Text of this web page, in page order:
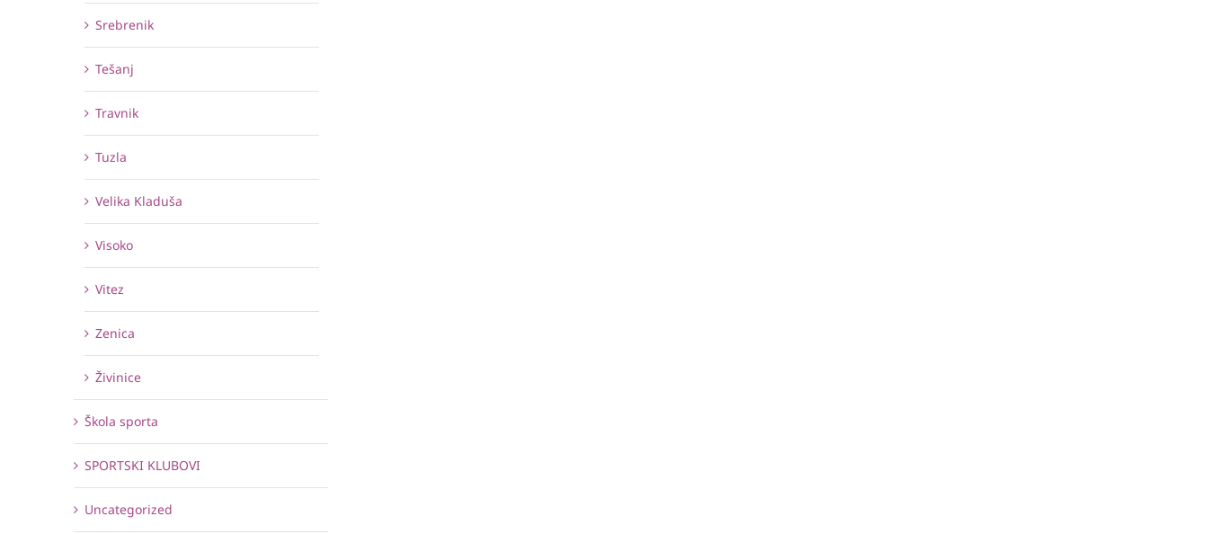
Srebrenik
Tešanj
Travnik
Tuzla
Velika Kladuša
Visoko
Vitez
Zenica
Živinice
Škola sporta
SPORTSKI KLUBOVI
Uncategorized